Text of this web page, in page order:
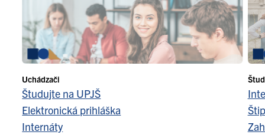
Uchádzači
Študujte na UPJŠ
Elektronická prihláška
Internáty